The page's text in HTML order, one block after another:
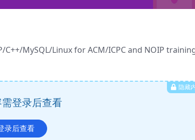
MySQL/Linux for ACM/ICPC and NOIP
隐藏
登录后查看
录后查看